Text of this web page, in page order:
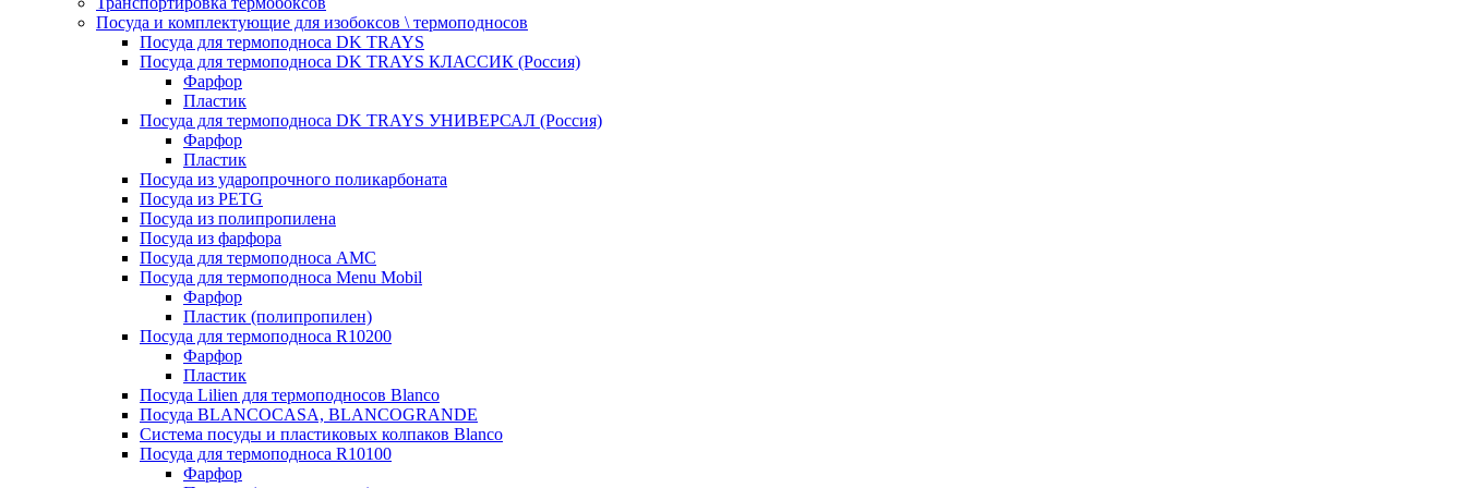
Посуда и комплектующие для изобоксов \ термоподносов
Посуда для термоподноса DK TRAYS
Посуда для термоподноса DK TRAYS КЛАССИК (Россия)
Фарфор
Пластик
Посуда для термоподноса DK TRAYS УНИВЕРСАЛ (Россия)
Фарфор
Пластик
Посуда из ударопрочного поликарбоната
Посуда из PETG
Посуда из полипропилена
Посуда из фарфора
Посуда для термоподноса AMC
Посуда для термоподноса Menu Mobil
Фарфор
Пластик (полипропилен)
Посуда для термоподноса R10200
Фарфор
Пластик
Посуда Lilien для термоподносов Blanco
Посуда BLANCOCASA, BLANCOGRANDE
Система посуды и пластиковых колпаков Blanco
Посуда для термоподноса R10100
Фарфор